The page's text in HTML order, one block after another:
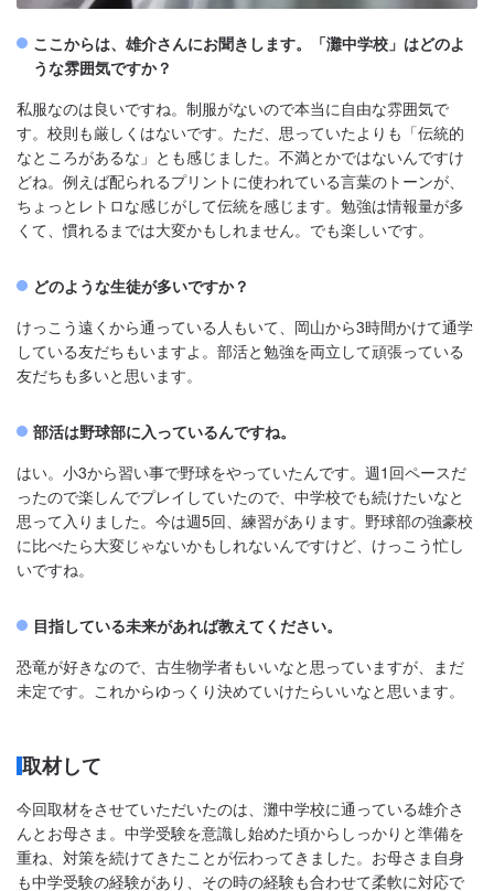
ここからは、雄介さんにお聞きします。「灘中学校」はどのよ
うな雰囲気ですか？
私服なのは良いですね。制服がないので本当に自由な雰囲気で
す。校則も厳しくはないです。ただ、思っていたよりも「伝統的
なところがあるな」とも感じました。不満とかではないんですけ
どね。例えば配られるプリントに使われている言葉のトーンが、
ちょっとレトロな感じがして伝統を感じます。勉強は情報量が多
くて、慣れるまでは大変かもしれません。でも楽しいです。
どのような生徒が多いですか？
けっこう遠くから通っている人もいて、岡山から3時間かけて通学
している友だちもいますよ。部活と勉強を両立して頑張っている
友だちも多いと思います。
部活は野球部に入っているんですね。
はい。小3から習い事で野球をやっていたんです。週1回ペースだ
ったので楽しんでプレイしていたので、中学校でも続けたいなと
思って入りました。今は週5回、練習があります。野球部の強豪校
に比べたら大変じゃないかもしれないんですけど、けっこう忙し
いですね。
目指している未来があれば教えてください。
恐竜が好きなので、古生物学者もいいなと思っていますが、まだ
未定です。これからゆっくり決めていけたらいいなと思います。
取材して
今回取材をさせていただいたのは、灘中学校に通っている雄介さ
んとお母さま。中学受験を意識し始めた頃からしっかりと準備を
重ね、対策を続けてきたことが伝わってきました。お母さま自身
も中学受験の経験があり、その時の経験も合わせて柔軟に対応で